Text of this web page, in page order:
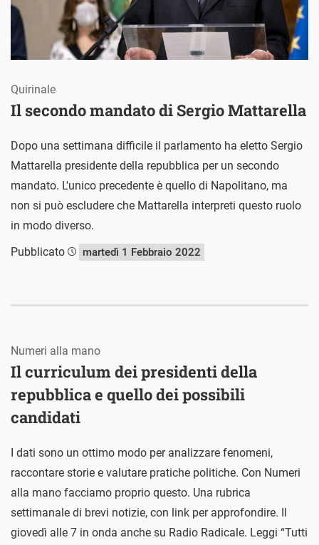
Il secondo mandato di Sergio Mattarella
Quirinale
Dopo una settimana difficile il parlamento ha eletto Sergio
Mattarella presidente della repubblica per un secondo
mandato. L'unico precedente è quello di Napolitano, ma
non si può escludere che Mattarella interpreti questo ruolo
in modo diverso.
Pubblicato
martedì 1 Febbraio 2022
Il curriculum dei presidenti della
repubblica e quello dei possibili
candidati
Numeri alla mano
I dati sono un ottimo modo per analizzare fenomeni,
raccontare storie e valutare pratiche politiche. Con Numeri
alla mano facciamo proprio questo. Una rubrica
settimanale di brevi notizie, con link per approfondire. Il
giovedì alle 7 in onda anche su Radio Radicale. Leggi “Tutti